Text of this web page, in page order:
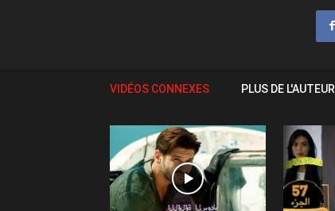
VIDÉOS CONNEXES PLUS DE L'AUTEUR